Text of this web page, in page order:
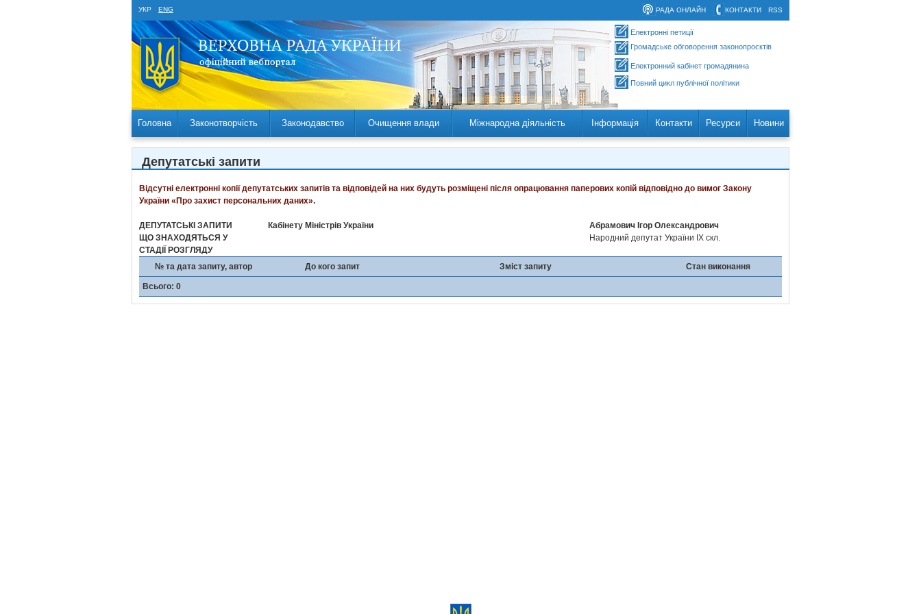
УКР ENG RSS
КОНТАКТИ
РАДА ОНЛАЙН
Електронні петиції
Громадське обговорення законопроєктів
Електронний кабінет громадянина
Повний цикл публічної політики
Головна Законотворчість Законодавство Очищення влади Міжнародна діяльність Інформація Контакти Ресурси Новини
Депутатські запити
Відсутні електронні копії депутатських запитів та відповідей на них будуть розміщені після опрацювання паперових копій відповідно до вимог Закону
України «Про захист персональних даних».
ДЕПУТАТСЬКІ ЗАПИТИ
ЩО ЗНАХОДЯТЬСЯ У
СТАДІЇ РОЗГЛЯДУ
Кабінету Міністрів України
Абрамович Ігор Олександрович
Народний депутат України IX скл.
№ та дата запиту, автор До кого запит Зміст запиту Стан виконання
Всього: 0